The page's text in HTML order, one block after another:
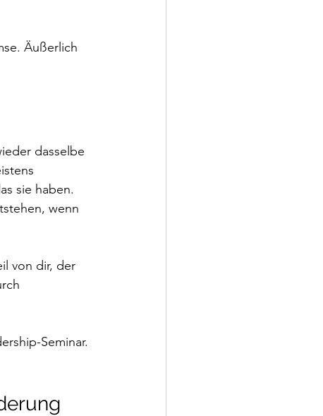
Äußerlich
dasselbe
sie haben.
wenn
von dir, der
Seminar.